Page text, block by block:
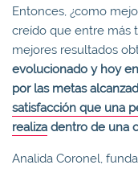
Entonces, ¿como
creído que entre más
mejores resultados
evolucionado y hoy
por las metas
satisfacción que una
realiza dentro de una
Analida Coronel,